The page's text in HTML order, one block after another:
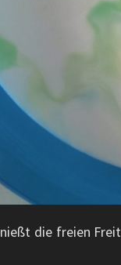
die freien